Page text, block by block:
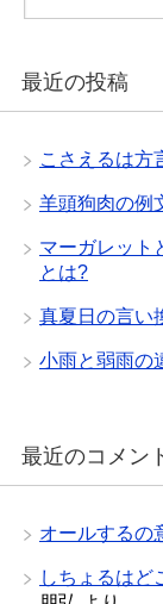
最近の投稿
こさえるは方
羊頭狗肉の例
マーガレット
とは?
真夏日の言い
小雨と弱雨の
最近のコメン
オールするの
しちょるはど